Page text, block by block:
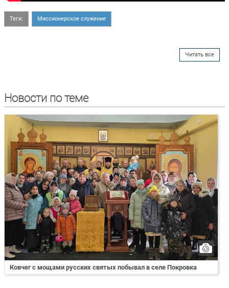
Теги: Миссионерское служение
Читать все
Новости по теме
Ковчег с мощами русских святых побывал в селе Покровка